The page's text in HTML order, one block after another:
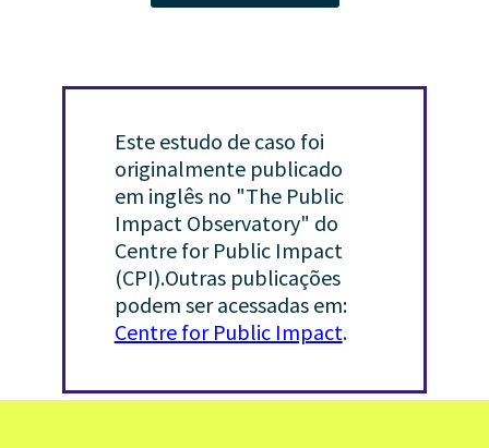
Este estudo de caso foi
originalmente publicado
em inglês no "The Public
Impact Observatory" do
Centre for Public Impact
(CPI).Outras publicações
podem ser acessadas em:
Centre for Public Impact.